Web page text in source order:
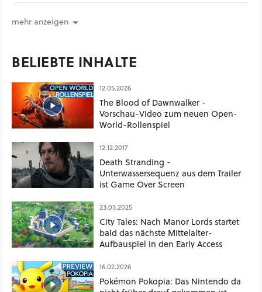
mehr anzeigen
BELIEBTE INHALTE
12.05.2026
The Blood of Dawnwalker -
Vorschau-Video zum neuen Open-
World-Rollenspiel
12.12.2017
Death Stranding -
Unterwassersequenz aus dem Trailer
ist Game Over Screen
23.03.2025
City Tales: Nach Manor Lords startet
bald das nächste Mittelalter-
Aufbauspiel in den Early Access
16.02.2026
Pokémon Pokopia: Das Nintendo da